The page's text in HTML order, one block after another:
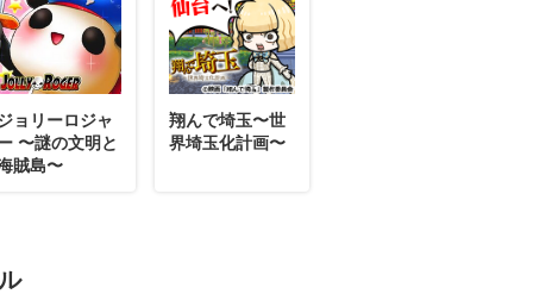
ョリーロジャ
〜謎の文明と
賊島〜
翔んで埼玉〜世
界埼玉化計画〜